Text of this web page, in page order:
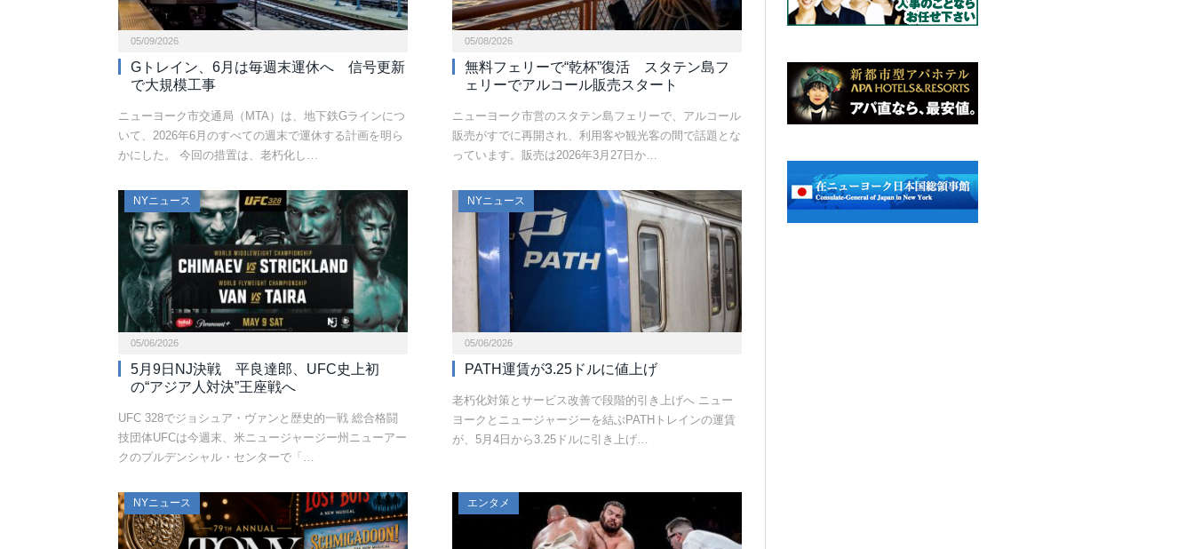
05/09/2026
Gトレイン、6月は毎週末運休へ 信号更新
で大規模工事
ニューヨーク市交通局（MTA）は、地下鉄Gラインにつ
いて、2026年6月のすべての週末で運休する計画を明ら
かにした。 今回の措置は、老朽化し…
05/08/2026
無料フェリーで“乾杯”復活 スタテン島フ
ェリーでアルコール販売スタート
ニューヨーク市営のスタテン島フェリーで、アルコール
販売がすでに再開され、利用客や観光客の間で話題とな
っています。販売は2026年3月27日か…
NYニュース
05/06/2026
5月9日NJ決戦 平良達郎、UFC史上初
の“アジア人対決”王座戦へ
UFC 328でジョシュア・ヴァンと歴史的一戦 総合格闘
技団体UFCは今週末、米ニュージャージー州ニューアー
クのプルデンシャル・センターで「…
NYニュース
05/06/2026
PATH運賃が3.25ドルに値上げ
老朽化対策とサービス改善で段階的引き上げへ ニュー
ヨークとニュージャージーを結ぶPATHトレインの運賃
が、5月4日から3.25ドルに引き上げ…
NYニュース エンタメ